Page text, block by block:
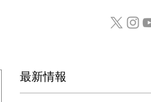
​最新情報